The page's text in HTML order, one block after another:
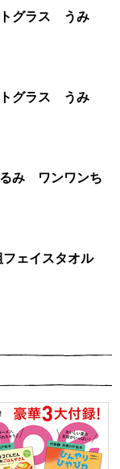
だん フロートグラス うみ
だん デザートグラス うみ
るみ ワンワンち
フェイスタオル